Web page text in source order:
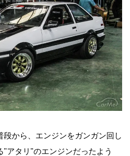
段から、エンジンをガンガン回し
アタリ"のエンジンだったよう